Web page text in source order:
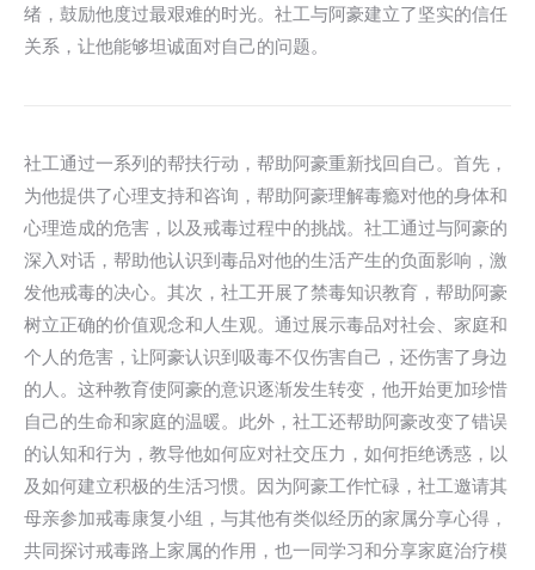
绪，鼓励他度过最艰难的时光。社工与阿豪建立了坚实的信任
关系，让他能够坦诚面对自己的问题。
社工通过一系列的帮扶行动，帮助阿豪重新找回自己。首先，
为他提供了心理支持和咨询，帮助阿豪理解毒瘾对他的身体和
心理造成的危害，以及戒毒过程中的挑战。社工通过与阿豪的
深入对话，帮助他认识到毒品对他的生活产生的负面影响，激
发他戒毒的决心。其次，社工开展了禁毒知识教育，帮助阿豪
树立正确的价值观念和人生观。通过展示毒品对社会、家庭和
个人的危害，让阿豪认识到吸毒不仅伤害自己，还伤害了身边
的人。这种教育使阿豪的意识逐渐发生转变，他开始更加珍惜
自己的生命和家庭的温暖。此外，社工还帮助阿豪改变了错误
的认知和行为，教导他如何应对社交压力，如何拒绝诱惑，以
及如何建立积极的生活习惯。因为阿豪工作忙碌，社工邀请其
母亲参加戒毒康复小组，与其他有类似经历的家属分享心得，
共同探讨戒毒路上家属的作用，也一同学习和分享家庭治疗模